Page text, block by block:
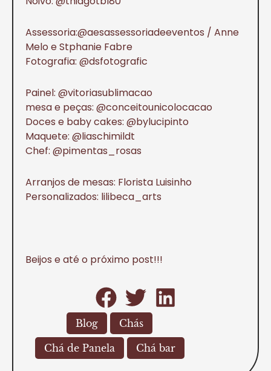
Assessoria:@aesassessoriadeeventos / Anne
Melo e Stphanie Fabre
Fotografia: @dsfotografic
Painel: @vitoriasublimacao
mesa e peças: @conceitounicolocacao
Doces e baby cakes: @bylucipinto
Maquete: @liaschimildt
Chef: @pimentas_rosas
Arranjos de mesas: Florista Luisinho
Personalizados: lilibeca_arts
Beijos e até o próximo post!!!
Blog Chás
Chá de Panela Chá bar